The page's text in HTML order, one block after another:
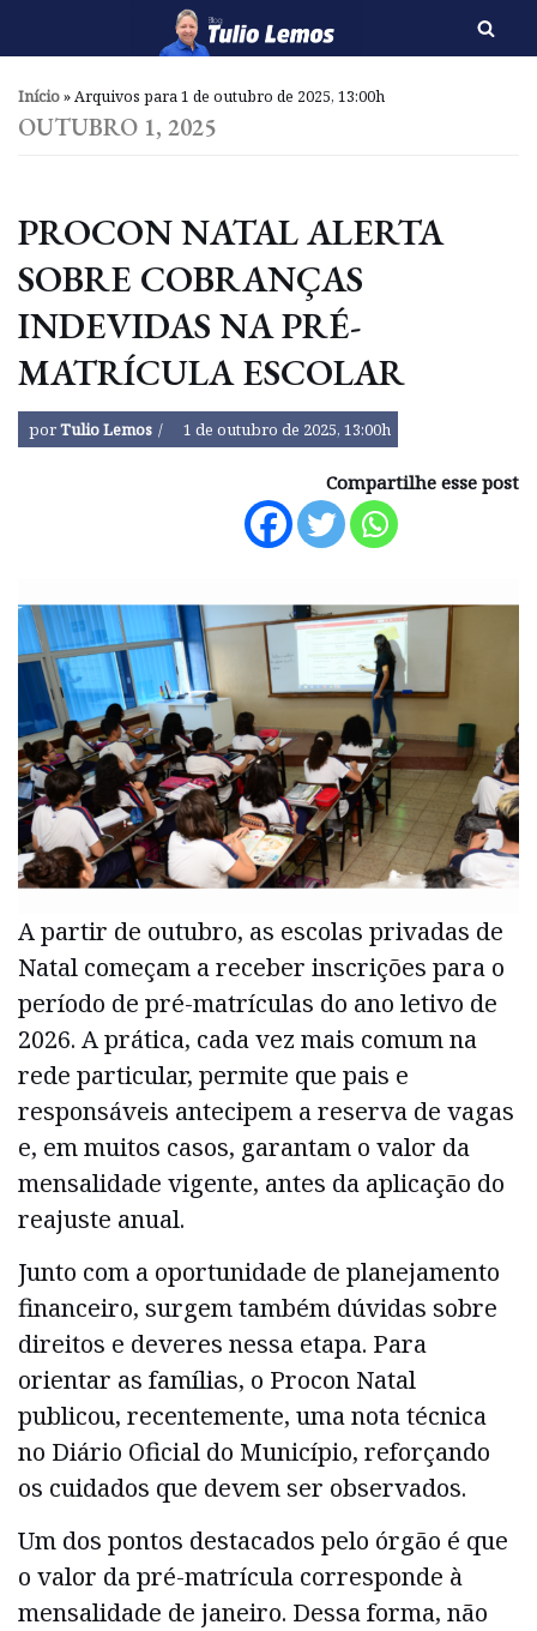
para
o
Início»Arquivos para 1 de outubro de 2025, 13:00h
OUTUBRO 1, 2025
PROCON NATAL ALERTA
SOBRE COBRANÇAS
INDEVIDAS NA PRÉ-
MATRÍCULA ESCOLAR
porTulio Lemos 1 de outubro de 2025, 13:00h
Compartilhe esse post
A partir de outubro, as escolas privadas de
Natal começam a receber inscrições para o
período de pré-matrículas do ano letivo de
2026. A prática, cada vez mais comum na
rede particular, permite que pais e
responsáveis antecipem a reserva de vagas
e, em muitos casos, garantam o valor da
mensalidade vigente, antes da aplicação do
reajuste anual.
Junto com a oportunidade de planejamento
financeiro, surgem também dúvidas sobre
direitos e deveres nessa etapa. Para
orientar as famílias, o Procon Natal
publicou, recentemente, uma nota técnica
no Diário Oficial do Município, reforçando
os cuidados que devem ser observados.
Um dos pontos destacados pelo órgão é que
o valor da pré-matrícula corresponde à
mensalidade de janeiro. Dessa forma, não